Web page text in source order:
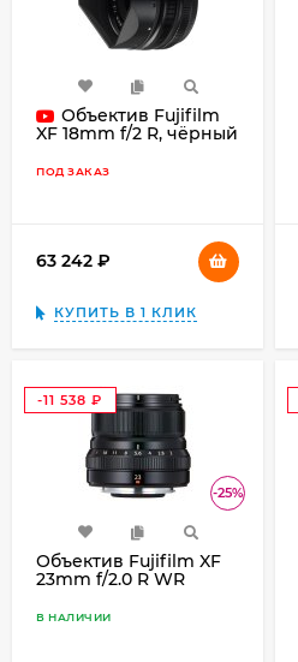
Объектив Fujifilm
XF 18mm f/2 R, чёрный
ПОД ЗАКАЗ
63 242
КУПИТЬ В 1 КЛИК
-25%
-11 538
Объектив Fujifilm XF
23mm f/2.0 R WR
В НАЛИЧИИ